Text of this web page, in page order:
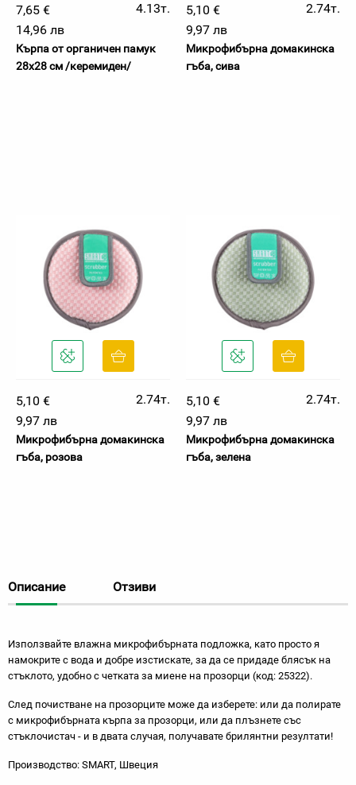
7,65 €
4.13т.
14,96 лв
Кърпа от органичен памук
28х28 см /керемиден/
5,10 €
2.74т.
9,97 лв
Микрофибърна домакинска
гъба, сива
5,10 €
2.74т.
9,97 лв
Микрофибърна домакинска
гъба, розова
5,10 €
2.74т.
9,97 лв
Микрофибърна домакинска
гъба, зелена
Описание Отзиви
Използвайте влажна микрофибърната подложка, като просто я
намокрите с вода и добре изстискате, за да се придаде блясък на
стъклото, удобно с четката за миене на прозорци (код: 25322).
След почистване на прозорците може да изберете: или да полирате
с микрофибърната кърпа за прозорци, или да плъзнете със
стъклочистач - и в двата случая, получавате брилянтни резултати!
Производство: SMART, Швеция